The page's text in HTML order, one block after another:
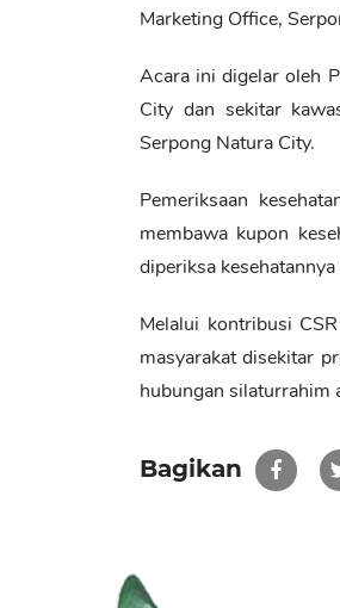
Marketing Office,
Acara ini digelar oleh
City dan sekitar
Serpong Natura City.
Pemeriksaan
membawa kupon
diperiksa
Melalui kontribusi
masyarakat disekitar
hubungan silaturrahim
Bagikan